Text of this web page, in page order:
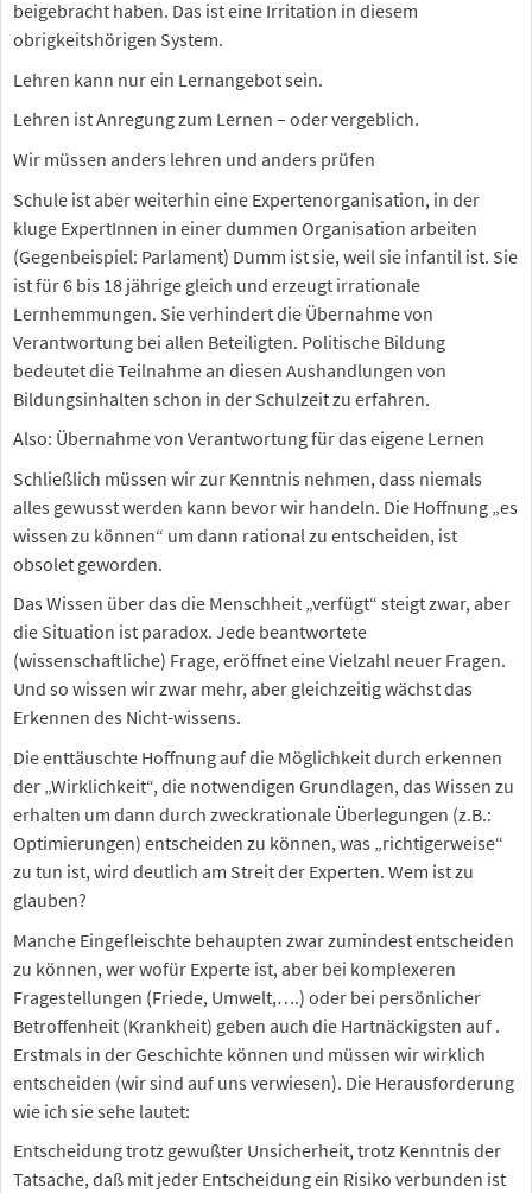
beigebracht haben. Das ist eine Irritation in diesem
obrigkeitshörigen System.
Lehren kann nur ein Lernangebot sein.
Lehren ist Anregung zum Lernen – oder vergeblich.
Wir müssen anders lehren und anders prüfen
Schule ist aber weiterhin eine Expertenorganisation, in der
kluge ExpertInnen in einer dummen Organisation arbeiten
(Gegenbeispiel: Parlament) Dumm ist sie, weil sie infantil ist. Sie
ist für 6 bis 18 jährige gleich und erzeugt irrationale
Lernhemmungen. Sie verhindert die Übernahme von
Verantwortung bei allen Beteiligten. Politische Bildung
bedeutet die Teilnahme an diesen Aushandlungen von
Bildungsinhalten schon in der Schulzeit zu erfahren.
Also: Übernahme von Verantwortung für das eigene Lernen
Schließlich müssen wir zur Kenntnis nehmen, dass niemals
alles gewusst werden kann bevor wir handeln. Die Hoffnung „es
wissen zu können“ um dann rational zu entscheiden, ist
obsolet geworden.
Das Wissen über das die Menschheit „verfügt“ steigt zwar, aber
die Situation ist paradox. Jede beantwortete
(wissenschaftliche) Frage, eröffnet eine Vielzahl neuer Fragen.
Und so wissen wir zwar mehr, aber gleichzeitig wächst das
Erkennen des Nicht-wissens.
Die enttäuschte Hoffnung auf die Möglichkeit durch erkennen
der „Wirklichkeit“, die notwendigen Grundlagen, das Wissen zu
erhalten um dann durch zweckrationale Überlegungen (z.B.:
Optimierungen) entscheiden zu können, was „richtigerweise“
zu tun ist, wird deutlich am Streit der Experten. Wem ist zu
glauben?
Manche Eingefleischte behaupten zwar zumindest entscheiden
zu können, wer wofür Experte ist, aber bei komplexeren
Fragestellungen (Friede, Umwelt,….) oder bei persönlicher
Betroffenheit (Krankheit) geben auch die Hartnäckigsten auf .
Erstmals in der Geschichte können und müssen wir wirklich
entscheiden (wir sind auf uns verwiesen). Die Herausforderung
wie ich sie sehe lautet:
Entscheidung trotz gewußter Unsicherheit, trotz Kenntnis der
Tatsache, daß mit jeder Entscheidung ein Risiko verbunden ist